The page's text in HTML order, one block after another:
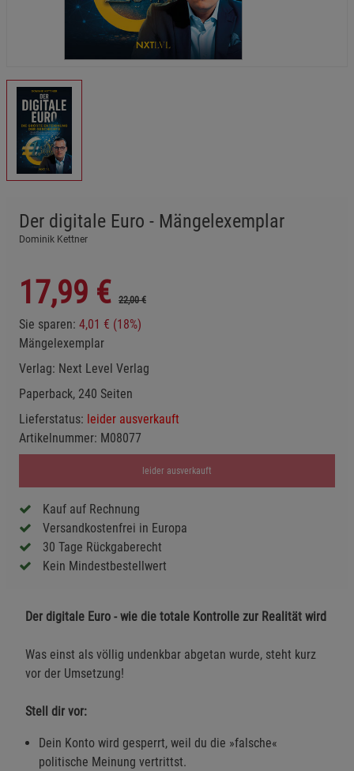
Der digitale Euro - Mängelexemplar
Dominik Kettner
17,99 € 22,00 €
Sie sparen: 4,01 € (18%)
Mängelexemplar
Verlag: Next Level Verlag
Paperback, 240 Seiten
Lieferstatus: leider ausverkauft
Artikelnummer: M08077
leider ausverkauft
Kauf auf Rechnung
Versandkostenfrei in Europa
30 Tage Rückgaberecht
Kein Mindestbestellwert
Der digitale Euro - wie die totale Kontrolle zur Realität wird
Was einst als völlig undenkbar abgetan wurde, steht kurz
vor der Umsetzung!
Stell dir vor:
Dein Konto wird gesperrt, weil du die »falsche«
politische Meinung vertrittst.